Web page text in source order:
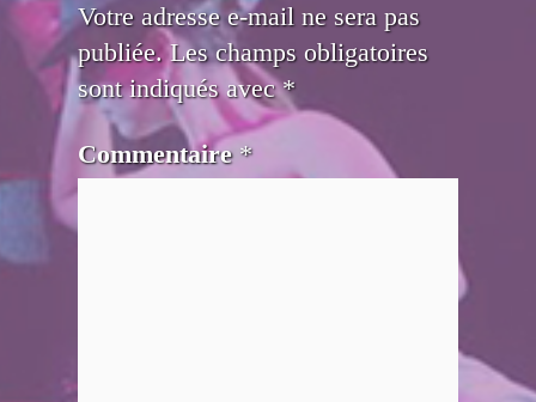
Votre adresse e-mail ne sera pas
publiée. Les champs obligatoires
sont indiqués avec*
Commentaire *